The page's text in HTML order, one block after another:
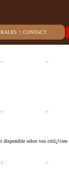
| CONTACT
disponible selon vos critï¿½res